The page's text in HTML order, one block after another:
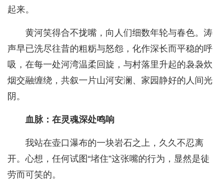
起来。
黄河笑得合不拢嘴，向人们细数年轮与春色。涛
声早已洗尽往昔的粗粝与怒怨，化作深长而平稳的呼
吸，在每一处河湾温柔回旋，与村落里升起的袅袅炊
烟交融缠绕，共叙一片山河安澜、家园静好的人间光
阴。
血脉：在灵魂深处鸣响
我站在壶口瀑布的一块岩石之上，久久不忍离
开。心想，任何试图“堵住”这张嘴的行为，显然是徒
劳而可笑的。